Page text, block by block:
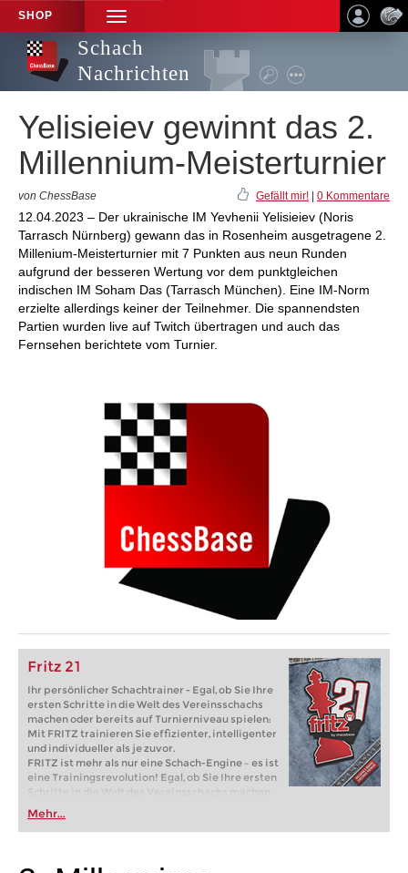
SHOP
TOGGLE
NAVIGATION
Schach
Nachrichten
Yelisieiev gewinnt das 2.
Millennium-Meisterturnier
von ChessBase Gefällt mir! 0 Kommentare
12.04.2023 – Der ukrainische IM Yevhenii Yelisieiev (Noris
Tarrasch Nürnberg) gewann das in Rosenheim ausgetragene 2.
Millenium-Meisterturnier mit 7 Punkten aus neun Runden
aufgrund der besseren Wertung vor dem punktgleichen
indischen IM Soham Das (Tarrasch München). Eine IM-Norm
erzielte allerdings keiner der Teilnehmer. Die spannendsten
Partien wurden live auf Twitch übertragen und auch das
Fernsehen berichtete vom Turnier.
Fritz 21
Ihr persönlicher Schachtrainer - Egal, ob Sie Ihre
ersten Schritte in die Welt des Vereinsschachs
machen oder bereits auf Turnierniveau spielen:
Mit FRITZ trainieren Sie effizienter, intelligenter
und individueller als je zuvor.
FRITZ ist mehr als nur eine Schach-Engine – es ist
eine Trainingsrevolution! Egal, ob Sie Ihre ersten
Schritte in die Welt des Vereinsschachs machen
oder bereits auf Turnierniveau spielen: Mit
FRITZ trainieren Sie effizienter, intelligenter und
individueller als je zuvor.
Mehr...